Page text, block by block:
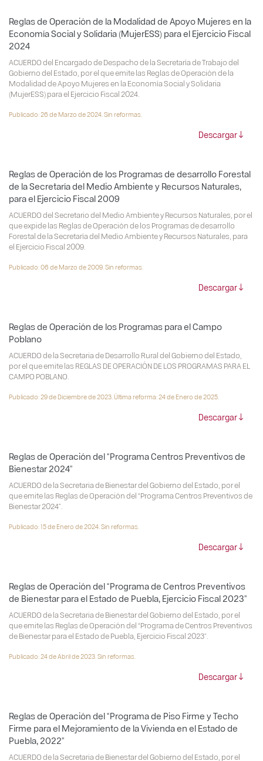
Reglas de Operación de la Modalidad de Apoyo Mujeres en la
Economía Social y Solidaria (MujerESS) para el Ejercicio Fiscal
2024
ACUERDO del Encargado de Despacho de la Secretaría de Trabajo del
Gobierno del Estado, por el que emite las Reglas de Operación de la
Modalidad de Apoyo Mujeres en la Economía Social y Solidaria
(MujerESS) para el Ejercicio Fiscal 2024.
Publicado: 26 de Marzo de 2024. Sin reformas.
Descargar
Reglas de Operación de los Programas de desarrollo Forestal
de la Secretaría del Medio Ambiente y Recursos Naturales,
para el Ejercicio Fiscal 2009
ACUERDO del Secretario del Medio Ambiente y Recursos Naturales, por el
que expide las Reglas de Operación de los Programas de desarrollo
Forestal de la Secretaría del Medio Ambiente y Recursos Naturales, para
el Ejercicio Fiscal 2009.
Publicado: 06 de Marzo de 2009. Sin reformas.
Descargar
Reglas de Operación de los Programas para el Campo
Poblano
ACUERDO de la Secretaria de Desarrollo Rural del Gobierno del Estado,
por el que emite las REGLAS DE OPERACIÓN DE LOS PROGRAMAS PARA EL
CAMPO POBLANO.
Publicado: 29 de Diciembre de 2023. Última reforma: 24 de Enero de 2025.
Descargar
Reglas de Operación del “Programa Centros Preventivos de
Bienestar 2024”
ACUERDO de la Secretaria de Bienestar del Gobierno del Estado, por el
que emite las Reglas de Operación del “Programa Centros Preventivos de
Bienestar 2024”.
Publicado: 15 de Enero de 2024. Sin reformas.
Descargar
Reglas de Operación del “Programa de Centros Preventivos
de Bienestar para el Estado de Puebla, Ejercicio Fiscal 2023”
ACUERDO de la Secretaria de Bienestar del Gobierno del Estado, por el
que emite las Reglas de Operación del “Programa de Centros Preventivos
de Bienestar para el Estado de Puebla, Ejercicio Fiscal 2023”.
Publicado: 24 de Abril de 2023. Sin reformas.
Descargar
Reglas de Operación del “Programa de Piso Firme y Techo
Firme para el Mejoramiento de la Vivienda en el Estado de
Puebla, 2022”
ACUERDO de la Secretaria de Bienestar del Gobierno del Estado, por el